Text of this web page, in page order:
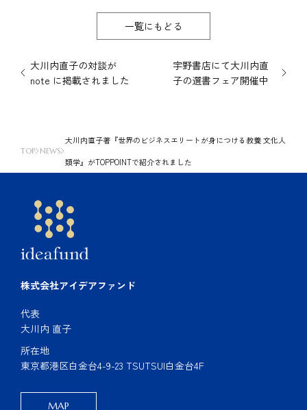
一覧にもどる
大川内直子の対談が
note に掲載されました
宇野書店にて大川内直
子の選書フェア開催中
TOP NEWS
大川内直子著『世界のビジネスエリートが身につける教養 文化人
類学』がTOPPOINTで紹介されました
株式会社アイデアファンド
代表
大川内 直子
所在地
東京都港区白金台4-9-23 TSUTSUI白金台4F
MAP